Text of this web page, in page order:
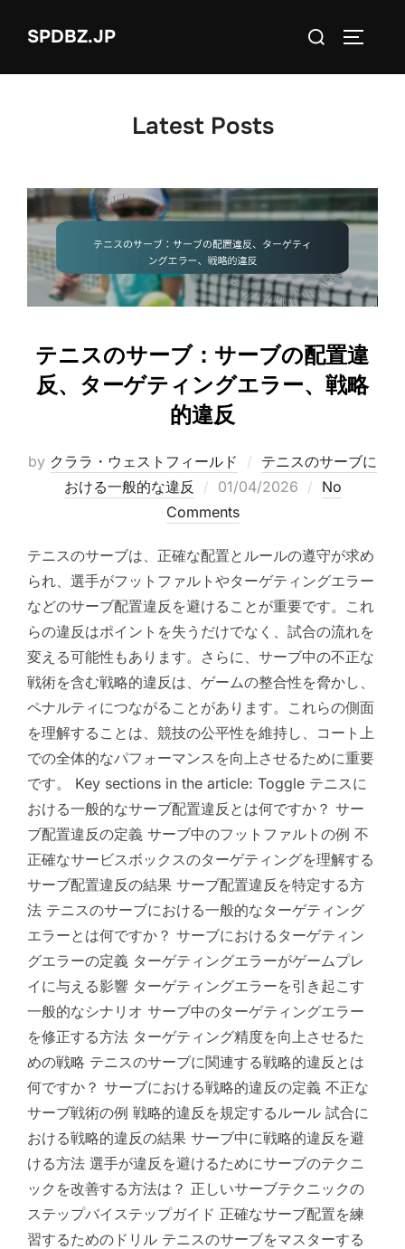
SPDBZ.JP
Search
Latest Posts
テニスのサーブ：サーブの配置違
反、ターゲティングエラー、戦略
的違反
by クララ・ウェストフィールド
テニスのサーブに
おける一般的な違反
Posted
on
01/04/2026
No
Comments
テニスのサーブは、正確な配置とルールの遵守が求め
られ、選手がフットファルトやターゲティングエラー
などのサーブ配置違反を避けることが重要です。これ
らの違反はポイントを失うだけでなく、試合の流れを
変える可能性もあります。さらに、サーブ中の不正な
戦術を含む戦略的違反は、ゲームの整合性を脅かし、
ペナルティにつながることがあります。これらの側面
を理解することは、競技の公平性を維持し、コート上
での全体的なパフォーマンスを向上させるために重要
です。 Key sections in the article: Toggle テニスに
おける一般的なサーブ配置違反とは何ですか？ サー
ブ配置違反の定義 サーブ中のフットファルトの例 不
正確なサービスボックスのターゲティングを理解する
サーブ配置違反の結果 サーブ配置違反を特定する方
法 テニスのサーブにおける一般的なターゲティング
エラーとは何ですか？ サーブにおけるターゲティン
グエラーの定義 ターゲティングエラーがゲームプレ
イに与える影響 ターゲティングエラーを引き起こす
一般的なシナリオ サーブ中のターゲティングエラー
を修正する方法 ターゲティング精度を向上させるた
めの戦略 テニスのサーブに関連する戦略的違反とは
何ですか？ サーブにおける戦略的違反の定義 不正な
サーブ戦術の例 戦略的違反を規定するルール 試合に
おける戦略的違反の結果 サーブ中に戦略的違反を避
ける方法 選手が違反を避けるためにサーブのテクニ
ックを改善する方法は？ 正しいサーブテクニックの
ステップバイステップガイド 正確なサーブ配置を練
習するためのドリル テニスのサーブをマスターする